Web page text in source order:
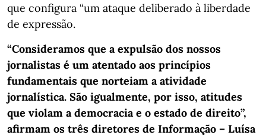
que configura “um ataque deliberado à liberdade
de expressão.
“Consideramos que a expulsão dos nossos
jornalistas é um atentado aos princípios
fundamentais que norteiam a atividade
jornalística. São igualmente, por isso, atitudes
que violam a democracia e o estado de direito”,
afirmam os três diretores de Informação – Luísa